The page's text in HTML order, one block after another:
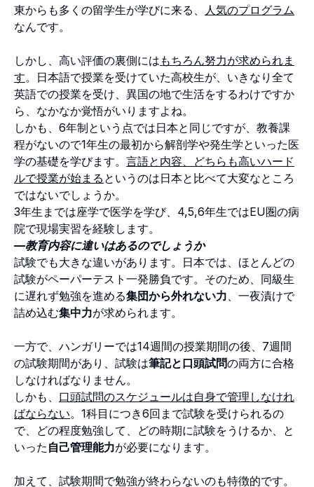
東からも多くの留学生が学びに来る、
人気のプログラム
なんです。
しかし、高い評価の裏側には もちろん努力が求められま
す。日本語で授業を受けていた高校生が、いきなり全て
英語での授業を受け、異国の地で生活をするわけですか
ら、なかなか覚悟がいりますよね。
しかも、6年制という点では日本と同じですが、教養課
程がないので1年生の最初から解剖学や発生学といった医
学の基礎を学びます。 言語と内容、どちらも高いハード
ルで授業が始まる というのは日本と比べて大変なところ
ではないでしょうか。
3年生までは座学で医学を学び、4,5,6年生ではEU圏の病
院で現場実習を経験します。
—教育内容に違いはあるのでしょうか
試験でも大きな違いがあります。日本では、ほとんどの
試験がペーパーテスト一発勝負です。そのため、同級生
に遅れず勉強を進める集団から外れない力 、一夜漬けで
詰め込む集中力が求められます。
一方で、ハンガリーでは14週間の授業期間の後、7週間
の試験期間があり、試験は筆記と口頭試問の両方に合格
しなければなりません。
しかも、 口頭試問のスケジュールは自身で管理しなけれ
ばならない。1科目につき6回まで試験を受けられるの
で、どの程度勉強して、どの時期に試験をうけるか、と
いった 自己管理能力が必要になります。
加えて、試験期間で勉強が終わらないのも特徴的です。